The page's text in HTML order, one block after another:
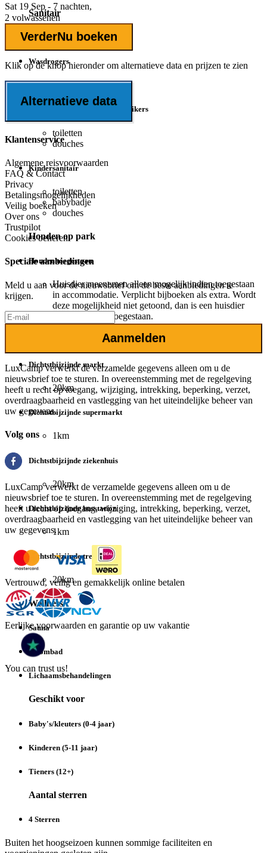
Sanitair
Wasmachines
Wasdrogers
tegen betaling
Faciliteiten voor rolstoelgebruikers
toiletten
douches
Kindersanitair
toiletten
babybadje
douches
Honden op park
Honden toegestaan
Huisdier meenemen alleen mogelijk indien toegestaan
in accommodatie. Verplicht bijboeken als extra. Wordt
deze mogelijkheid niet getoond, dan is een huisdier
meenemen niet toegestaan.
Dichtstbijzijnde markt
20km
Dichtstbijzijnde supermarkt
1km
Dichtstbijzijnde ziekenhuis
20km
Dichtstbijzijnde busstation
1km
Dichtstbijzijnde treinstation
20km
Wellness
Sauna
Stoombad
Lichaamsbehandelingen
Geschikt voor
Baby's/kleuters (0-4 jaar)
Kinderen (5-11 jaar)
Tieners (12+)
Aantal sterren
4 Sterren
Buiten het hoogseizoen kunnen sommige faciliteiten en
Sat 19 Sep - 7 nachten,
2 volwassenen
VerderNu boeken
Klik op de knop hieronder om alternatieve data en prijzen te zien
Alternatieve data
Klantenservice
Algemene reisvoorwaarden
FAQ & Contact
Privacy
Betalingsmogelijkheden
Veilig boeken
Over ons
Trustpilot
Cookies beheren
Speciale aanbiedingen
Meld u aan voor de nieuwsbrief om de beste aanbiedingen te
krijgen.
Aanmelden
LuxCamp verwerkt de verzamelde gegevens alleen om u de
nieuwsbrief toe te sturen. In overeenstemming met de regelgeving
heeft u recht op toegang, wijziging, intrekking, beperking, verzet,
overdraagbaarheid en vastlegging van het uiteindelijke beheer van
uw gegevens.
Volg ons
LuxCamp verwerkt de verzamelde gegevens alleen om u de
nieuwsbrief toe te sturen. In overeenstemming met de regelgeving
heeft u recht op toegang, wijziging, intrekking, beperking, verzet,
overdraagbaarheid en vastlegging van het uiteindelijke beheer van
uw gegevens.
Vertrouwd, veilig en gemakkelijk online betalen
Eerlijke voorwaarden en garantie op uw vakantie
You can trust us!